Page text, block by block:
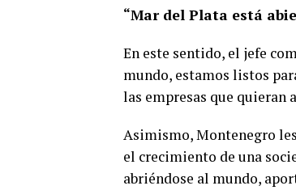
“Mar del Plata está
En este sentido, el jefe
mundo, estamos listos
las empresas que quieran
Asimismo, Montenegro
el crecimiento de una
abriéndose al mundo,